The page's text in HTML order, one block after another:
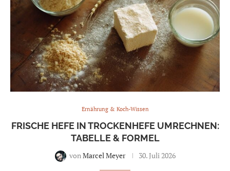
Ernährung & Koch-Wissen
FRISCHE HEFE IN TROCKENHEFE UMRECHNEN:
TABELLE & FORMEL
von Marcel Meyer 30. Juli 2026